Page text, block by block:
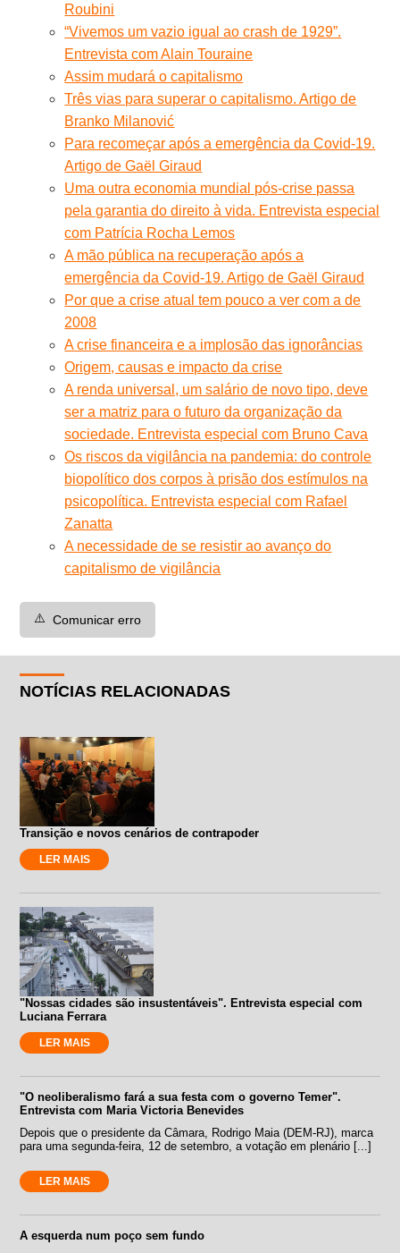
Roubini
“Vivemos um vazio igual ao crash de 1929”.
Entrevista com Alain Touraine
Assim mudará o capitalismo
Três vias para superar o capitalismo. Artigo de
Branko Milanović
Para recomeçar após a emergência da Covid-19.
Artigo de Gaël Giraud
Uma outra economia mundial pós-crise passa
pela garantia do direito à vida. Entrevista especial
com Patrícia Rocha Lemos
A mão pública na recuperação após a
emergência da Covid-19. Artigo de Gaël Giraud
Por que a crise atual tem pouco a ver com a de
2008
A crise financeira e a implosão das ignorâncias
Origem, causas e impacto da crise
A renda universal, um salário de novo tipo, deve
ser a matriz para o futuro da organização da
sociedade. Entrevista especial com Bruno Cava
Os riscos da vigilância na pandemia: do controle
biopolítico dos corpos à prisão dos estímulos na
psicopolítica. Entrevista especial com Rafael
Zanatta
A necessidade de se resistir ao avanço do
capitalismo de vigilância
⚠️ Comunicar erro
NOTÍCIAS RELACIONADAS
Transição e novos cenários de contrapoder
LER MAIS
"Nossas cidades são insustentáveis". Entrevista especial com
Luciana Ferrara
LER MAIS
"O neoliberalismo fará a sua festa com o governo Temer".
Entrevista com Maria Victoria Benevides
Depois que o presidente da Câmara, Rodrigo Maia (DEM-RJ), marca
para uma segunda-feira, 12 de setembro, a votação em plenário [...]
LER MAIS
A esquerda num poço sem fundo